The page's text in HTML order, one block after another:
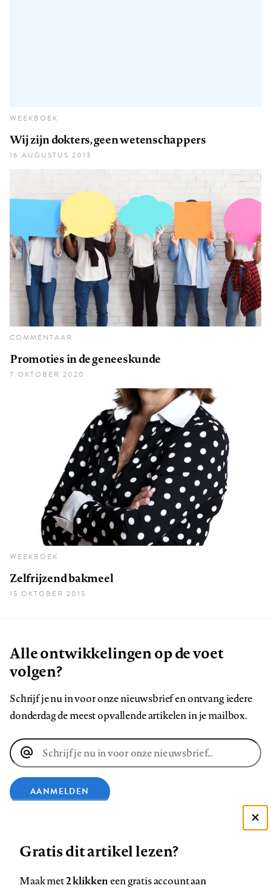
WEEKBOEK
Wij zijn dokters, geen wetenschappers
16 AUGUSTUS 2013
COMMENTAAR
Promoties in de geneeskunde
7 OKTOBER 2020
WEEKBOEK
Zelfrijzend bakmeel
15 OKTOBER 2015
Alle ontwikkelingen op de voet
volgen?
Schrijf je nu in voor onze nieuwsbrief en ontvang iedere
donderdag de meest opvallende artikelen in je mailbox.
E-
mailadres
AANMELDEN
Zie onze cookie policy
Gratis dit artikel lezen?
Maak met2 klikkeneen gratis account aan